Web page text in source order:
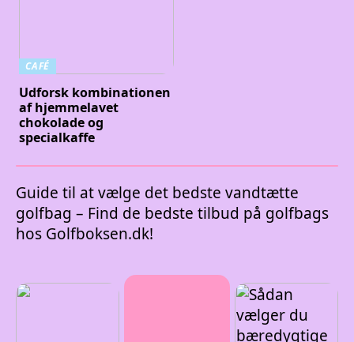
CAFÉ
Udforsk kombinationen
af hjemmelavet
chokolade og
specialkaffe
Guide til at vælge det bedste vandtætte
golfbag – Find de bedste tilbud på golfbags
hos Golfboksen.dk!